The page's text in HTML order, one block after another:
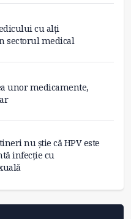
cu alți
sectorul medical
unor medicamente,
nu știe că HPV este
infecție cu